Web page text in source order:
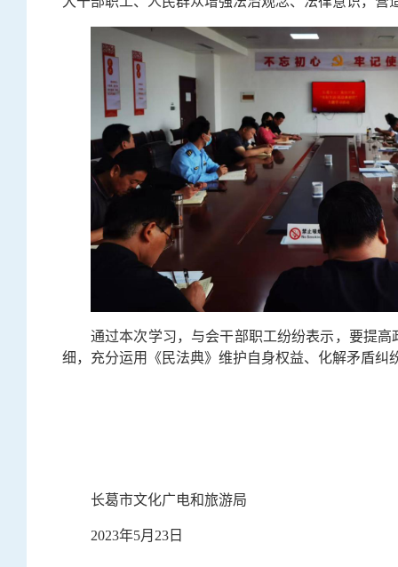
通过本次学习，与会干部职工纷纷表示，要提
细，充分运用《民法典》维护自身权益、化解矛盾纠
长葛市文化广电和旅游局
2023年5月23日